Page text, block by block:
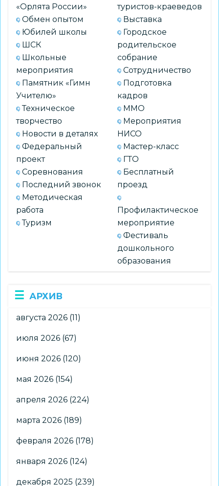
«Орлята России»
Обмен опытом
Юбилей школы
ШСК
Школьные
мероприятия
Памятник «Гимн
Учителю»
Техническое
творчество
Новости в деталях
Федеральный
проект
Соревнования
Последний звонок
Методическая
работа
Туризм
туристов-краеведов
Выставка
Городское
родительское
собрание
Сотрудничество
Подготовка
кадров
ММО
Мероприятия
НИСО
Мастер-класс
ГТО
Бесплатный
проезд
Профилактическое
мероприятие
Фестиваль
дошкольного
образования
АРХИВ
августа 2026 (11)
июля 2026 (67)
июня 2026 (120)
мая 2026 (154)
апреля 2026 (224)
марта 2026 (189)
февраля 2026 (178)
января 2026 (124)
декабря 2025 (239)